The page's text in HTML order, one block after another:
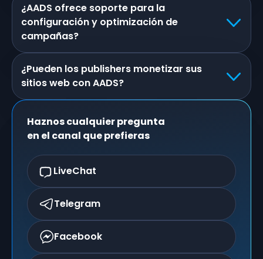
¿AADS ofrece soporte para la
configuración y optimización de
campañas?
¿Pueden los publishers monetizar sus
sitios web con AADS?
Haznos cualquier pregunta
en el canal que prefieras
LiveChat
Telegram
Facebook